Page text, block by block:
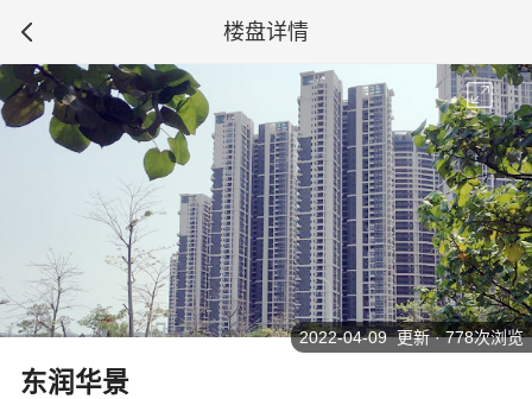
楼盘详情
东润华景
2022-04-09 更新 · 778次浏览